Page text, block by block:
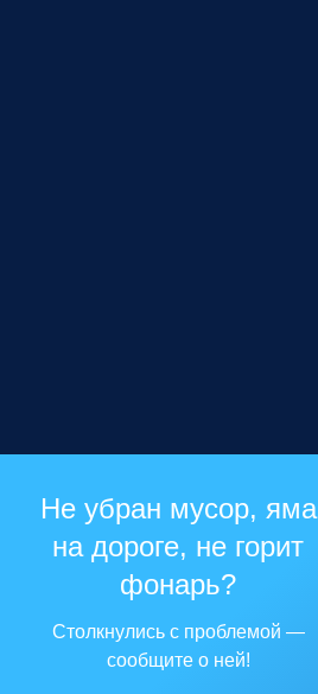
Не убран мусор, яма
на дороге, не горит
фонарь?
Столкнулись с проблемой —
сообщите о ней!